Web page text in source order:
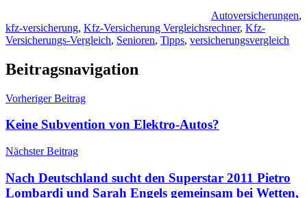
Autoversicherungen,
kfz-versicherung, Kfz-Versicherung Vergleichsrechner, Kfz-
Versicherungs-Vergleich, Senioren, Tipps, versicherungsvergleich
Beitragsnavigation
Vorheriger Beitrag
Keine Subvention von Elektro-Autos?
Nächster Beitrag
Nach Deutschland sucht den Superstar 2011 Pietro
Lombardi und Sarah Engels gemeinsam bei Wetten,